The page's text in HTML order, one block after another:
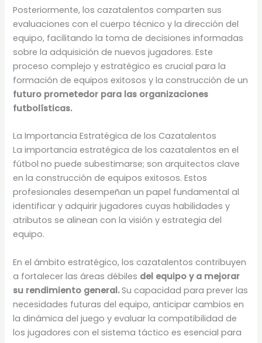
Posteriormente, los cazatalentos comparten sus
evaluaciones con el cuerpo técnico y la dirección del
equipo, facilitando la toma de decisiones informadas
sobre la adquisición de nuevos jugadores. Este
proceso complejo y estratégico es crucial para la
formación de equipos exitosos y la construcción de un
futuro prometedor para las organizaciones
futbolísticas.
La Importancia Estratégica de los Cazatalentos
La importancia estratégica de los cazatalentos en el
fútbol no puede subestimarse; son arquitectos clave
en la construcción de equipos exitosos. Estos
profesionales desempeñan un papel fundamental al
identificar y adquirir jugadores cuyas habilidades y
atributos se alinean con la visión y estrategia del
equipo.
En el ámbito estratégico, los cazatalentos contribuyen
a fortalecer las áreas débiles del equipo y a mejorar
su rendimiento general.Su capacidad para prever las
necesidades futuras del equipo, anticipar cambios en
la dinámica del juego y evaluar la compatibilidad de
los jugadores con el sistema táctico es esencial para